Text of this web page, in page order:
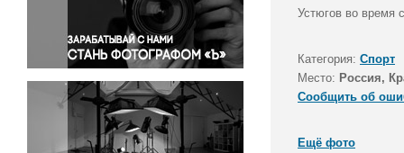
Правосудие
Происшествия и конфликты
Религия
Светская жизнь
Спорт
Экология
Экономика и бизнес
Устюгов во время
Категория: Спорт
Место: Россия,
Сообщить об
Ещё фото